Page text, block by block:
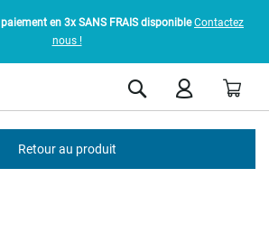
paiement en 3x SANS FRAIS disponible Contactez
nous !
Rechercher
Retour au produit